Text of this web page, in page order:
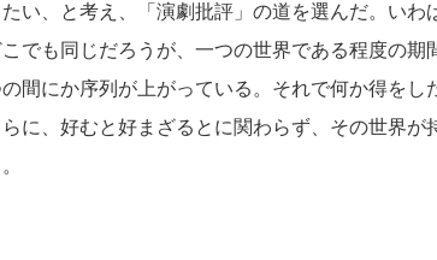
い、と考え、「演劇批評」の道を選んだ。いわ
でも同じだろうが、一つの世界である程度の期
間にか序列が上がっている。それで何か得をし
に、好むと好まざるとに関わらず、その世界が